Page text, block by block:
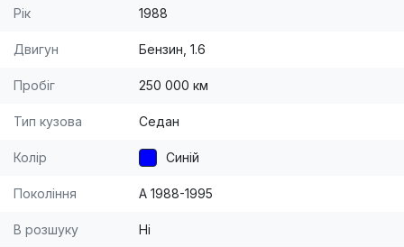
Рік 1988
Двигун Бензин, 1.6
Пробіг 250 000 км
Тип кузова Седан
Колір Синій
Покоління A 1988-1995
В розшуку Ні